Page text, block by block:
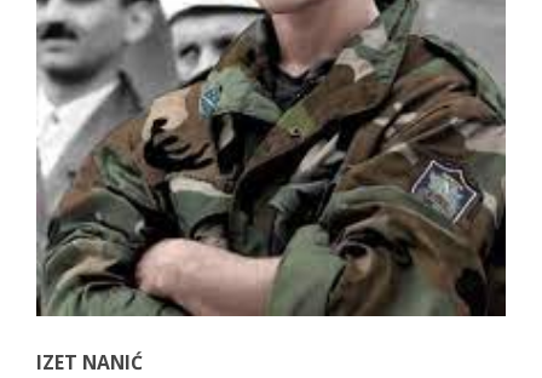
IZET NANIĆ